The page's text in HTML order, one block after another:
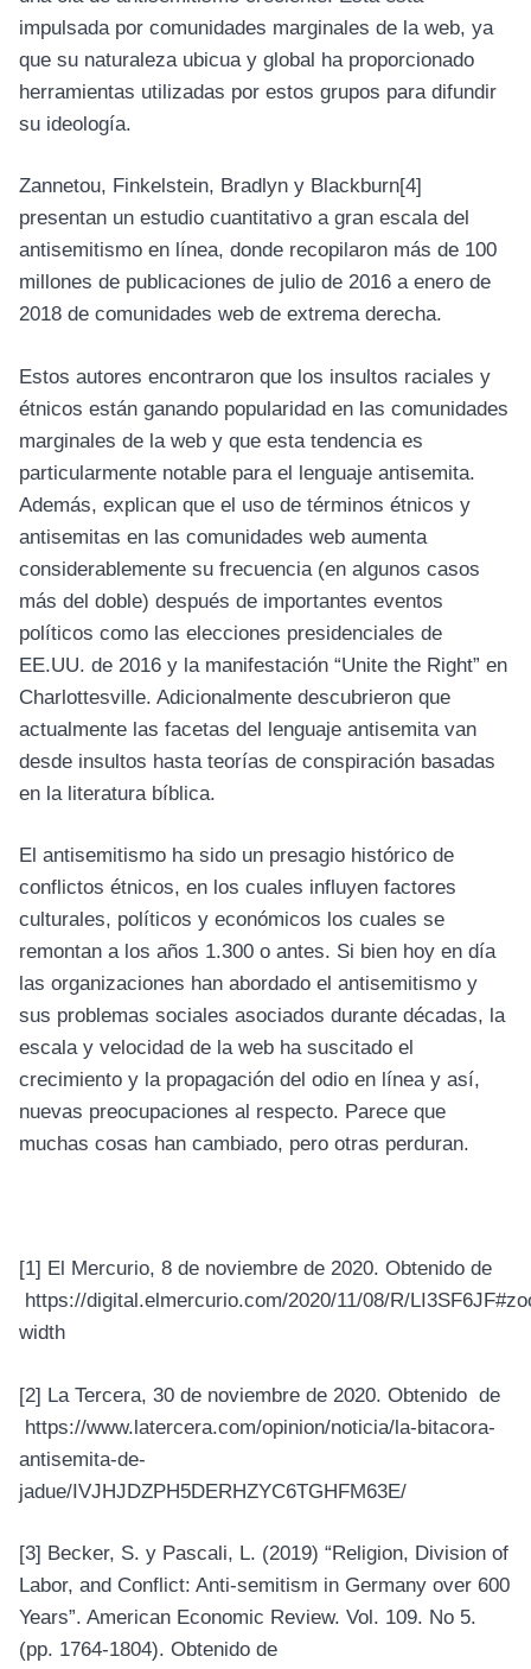
impulsada por comunidades marginales de la web, ya
que su naturaleza ubicua y global ha proporcionado
herramientas utilizadas por estos grupos para difundir
su ideología.
Zannetou, Finkelstein, Bradlyn y Blackburn[4]
presentan un estudio cuantitativo a gran escala del
antisemitismo en línea, donde recopilaron más de 100
millones de publicaciones de julio de 2016 a enero de
2018 de comunidades web de extrema derecha.
Estos autores encontraron que los insultos raciales y
étnicos están ganando popularidad en las comunidades
marginales de la web y que esta tendencia es
particularmente notable para el lenguaje antisemita.
Además, explican que el uso de términos étnicos y
antisemitas en las comunidades web aumenta
considerablemente su frecuencia (en algunos casos
más del doble) después de importantes eventos
políticos como las elecciones presidenciales de
EE.UU. de 2016 y la manifestación “Unite the Right” en
Charlottesville. Adicionalmente descubrieron que
actualmente las facetas del lenguaje antisemita van
desde insultos hasta teorías de conspiración basadas
en la literatura bíblica.
El antisemitismo ha sido un presagio histórico de
conflictos étnicos, en los cuales influyen factores
culturales, políticos y económicos los cuales se
remontan a los años 1.300 o antes. Si bien hoy en día
las organizaciones han abordado el antisemitismo y
sus problemas sociales asociados durante décadas, la
escala y velocidad de la web ha suscitado el
crecimiento y la propagación del odio en línea y así,
nuevas preocupaciones al respecto. Parece que
muchas cosas han cambiado, pero otras perduran.
[1] El Mercurio, 8 de noviembre de 2020. Obtenido de
https://digital.elmercurio.com/2020/11/08/R/
width
[2] La Tercera, 30 de noviembre de 2020. Obtenido de
https://www.latercera.com/opinion/noticia/la-bitacora-
antisemita-de-
jadue/IVJHJDZPH5DERHZYC6TGHFM63E/
[3] Becker, S. y Pascali, L. (2019) “Religion, Division of
Labor, and Conflict: Anti-semitism in Germany over 600
Years”. American Economic Review. Vol. 109. No 5.
(pp. 1764-1804). Obtenido de